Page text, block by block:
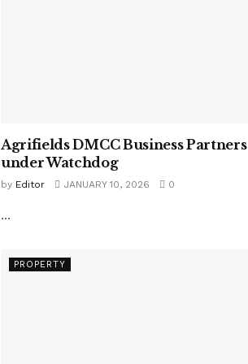
Agrifields DMCC Business Partners
under Watchdog
by Editor JANUARY 10, 2026 0
...
PROPERTY